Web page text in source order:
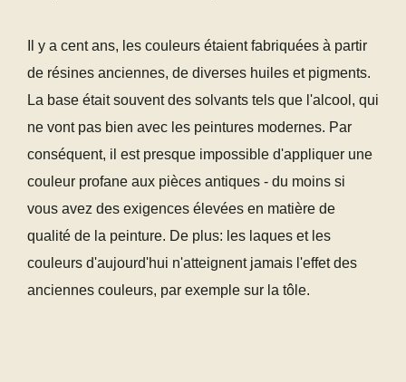
Il y a cent ans, les couleurs étaient fabriquées à partir
de résines anciennes, de diverses huiles et pigments.
La base était souvent des solvants tels que l'alcool, qui
ne vont pas bien avec les peintures modernes. Par
conséquent, il est presque impossible d'appliquer une
couleur profane aux pièces antiques - du moins si
vous avez des exigences élevées en matière de
qualité de la peinture. De plus: les laques et les
couleurs d'aujourd'hui n'atteignent jamais l'effet des
anciennes couleurs, par exemple sur la tôle.